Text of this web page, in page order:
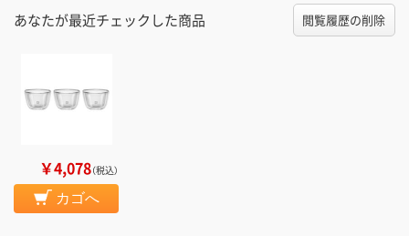
あなたが最近チェックした商品 閲覧履歴の削除
￥4,078（税込）
カゴへ